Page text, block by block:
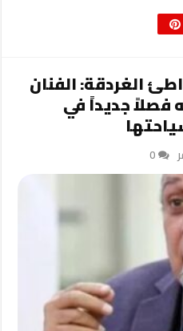
الغردقة: الفنان
فصلاً جديداً في
0